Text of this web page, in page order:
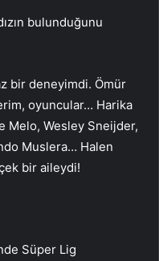
bulunduğunu
bir deneyimdi. Ömür
oyuncular… Harika
Melo, Wesley Sneijder,
Muslera… Halen
bir aileydi!
Süper Lig